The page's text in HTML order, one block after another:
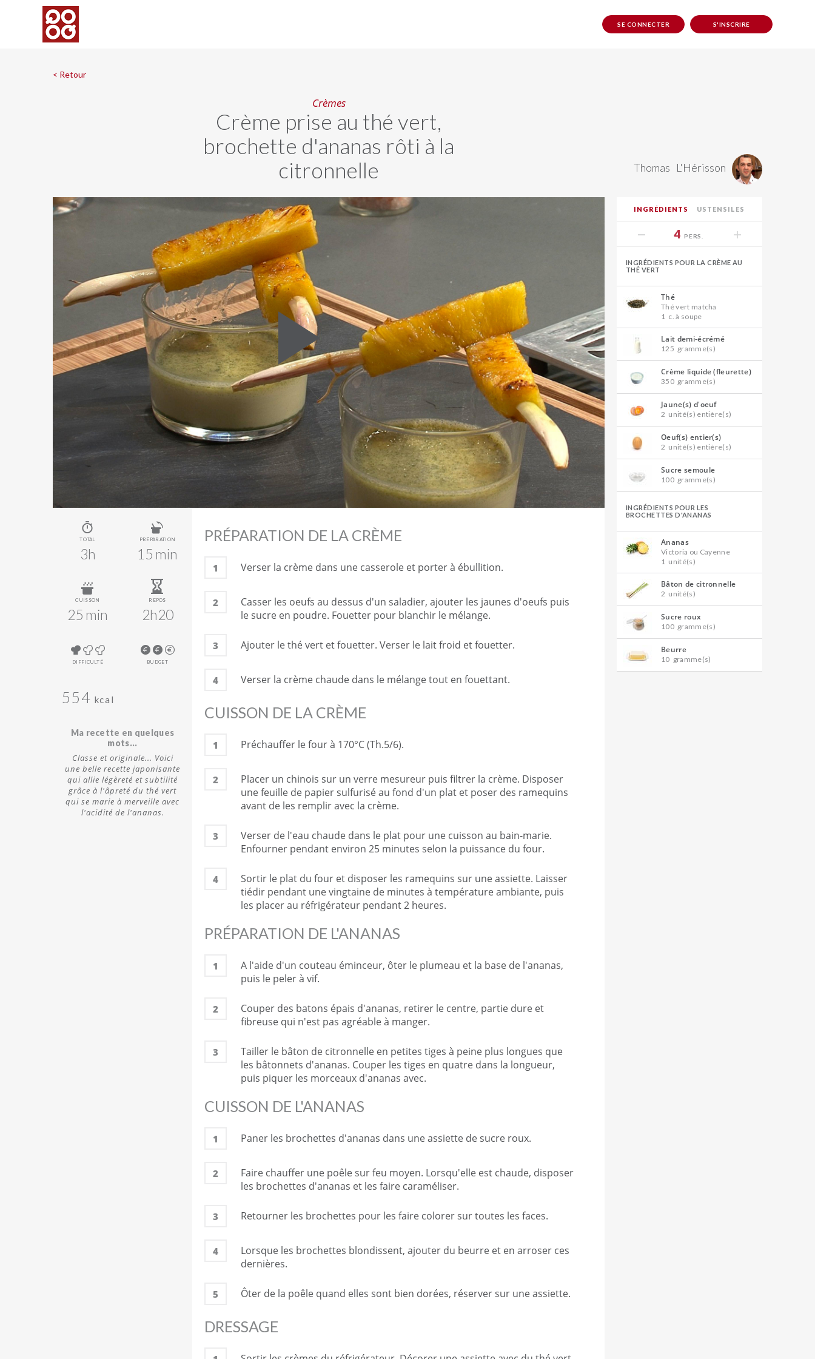
SE CONNECTER S'INSCRIRE
< Retour
Crèmes
Crème prise au thé vert,
brochette d'ananas rôti à la
citronnelle
Thomas L'Hérisson
Play
Video
TOTAL
3h
PRÉPARATION
15 min
CUISSON
25 min
REPOS
2h20
DIFFICULTÉ BUDGET
554 kcal
Ma recette en quelques
mots...
Classe et originale... Voici
une belle recette japonisante
qui allie légèreté et subtilité
grâce à l'âpreté du thé vert
qui se marie à merveille avec
l'acidité de l'ananas.
INGRÉDIENTS USTENSILES
4 PERS.
INGRÉDIENTS POUR LA CRÈME AU
THÉ VERT
Thé
Thé vert matcha
1 c. à soupe
Lait demi-écrémé
125 gramme(s)
Crème liquide (fleurette)
350 gramme(s)
Jaune(s) d'oeuf
2 unité(s) entière(s)
Oeuf(s) entier(s)
2 unité(s) entière(s)
Sucre semoule
100 gramme(s)
INGRÉDIENTS POUR LES
BROCHETTES D'ANANAS
Ananas
Victoria ou Cayenne
1 unité(s)
Bâton de citronnelle
2 unité(s)
Sucre roux
100 gramme(s)
Beurre
10 gramme(s)
PRÉPARATION DE LA CRÈME
1 Verser la crème dans une casserole et porter à ébullition.
2
Casser les oeufs au dessus d'un saladier, ajouter les jaunes d'oeufs puis
le sucre en poudre. Fouetter pour blanchir le mélange.
3 Ajouter le thé vert et fouetter. Verser le lait froid et fouetter.
4 Verser la crème chaude dans le mélange tout en fouettant.
CUISSON DE LA CRÈME
1 Préchauffer le four à 170°C (Th.5/6).
2
Placer un chinois sur un verre mesureur puis filtrer la crème. Disposer
une feuille de papier sulfurisé au fond d'un plat et poser des ramequins
avant de les remplir avec la crème.
3
Verser de l'eau chaude dans le plat pour une cuisson au bain-marie.
Enfourner pendant environ 25 minutes selon la puissance du four.
4
Sortir le plat du four et disposer les ramequins sur une assiette. Laisser
tiédir pendant une vingtaine de minutes à température ambiante, puis
les placer au réfrigérateur pendant 2 heures.
PRÉPARATION DE L'ANANAS
1
A l'aide d'un couteau éminceur, ôter le plumeau et la base de l'ananas,
puis le peler à vif.
2
Couper des batons épais d'ananas, retirer le centre, partie dure et
fibreuse qui n'est pas agréable à manger.
3
Tailler le bâton de citronnelle en petites tiges à peine plus longues que
les bâtonnets d'ananas. Couper les tiges en quatre dans la longueur,
puis piquer les morceaux d'ananas avec.
CUISSON DE L'ANANAS
1 Paner les brochettes d'ananas dans une assiette de sucre roux.
2
Faire chauffer une poêle sur feu moyen. Lorsqu'elle est chaude, disposer
les brochettes d'ananas et les faire caraméliser.
3 Retourner les brochettes pour les faire colorer sur toutes les faces.
4
Lorsque les brochettes blondissent, ajouter du beurre et en arroser ces
dernières.
5 Ôter de la poêle quand elles sont bien dorées, réserver sur une assiette.
DRESSAGE